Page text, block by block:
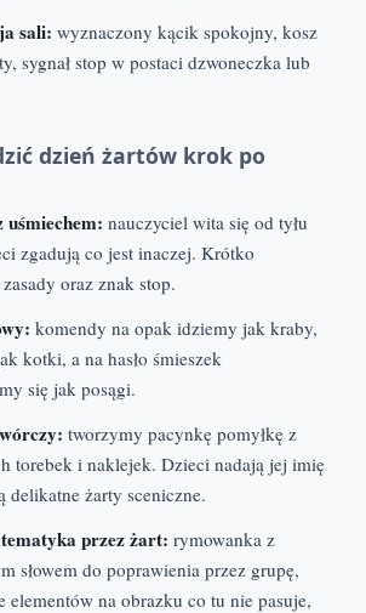
sali: wyznaczony kącik spokojny, kosz
sygnał stop w postaci dzwoneczka lub
dzień żartów krok po
uśmiechem: nauczyciel wita się od tyłu
zgadują co jest inaczej. Krótko
oraz znak stop.
komendy na opak idziemy jak kraby,
kotki, a na hasło śmieszek
się jak posągi.
tworzymy pacynkę pomyłkę z
torebek i naklejek. Dzieci nadają jej imię
delikatne żarty sceniczne.
przez żart: rymowanka z
słowem do poprawienia przez grupę,
elementów na obrazku co tu nie pasuje,